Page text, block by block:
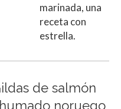
marinada, una
receta con
estrella.
de salmón
noruego